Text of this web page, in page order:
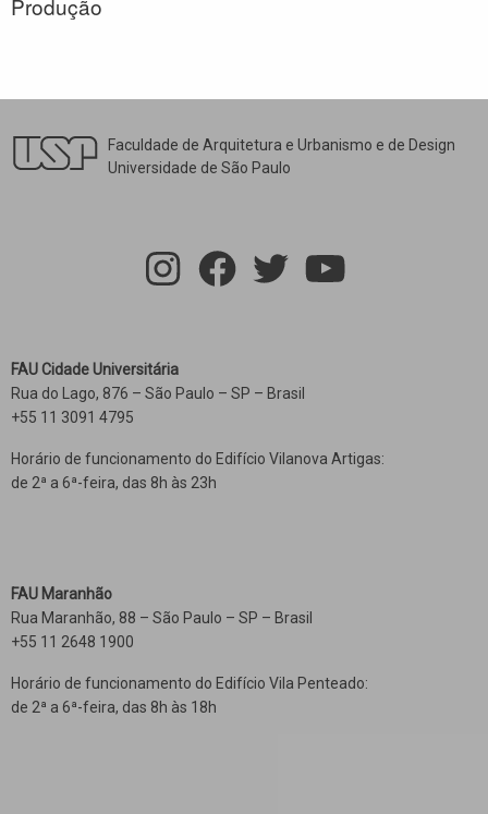
Faculdade de Arquitetura e Urbanismo e de Design
Universidade de São Paulo
FAU Cidade Universitária
Rua do Lago, 876 – São Paulo – SP – Brasil
+55 11 3091 4795
Horário de funcionamento do Edifício Vilanova Artigas:
de 2ª a 6ª-feira, das 8h às 23h
FAU Maranhão
Rua Maranhão, 88 – São Paulo – SP – Brasil
+55 11 2648 1900
Horário de funcionamento do Edifício Vila Penteado:
de 2ª a 6ª-feira, das 8h às 18h